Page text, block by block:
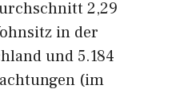
2,29
in der
und 5.184
(im